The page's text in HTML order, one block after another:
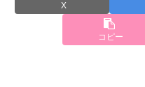
X
コピー